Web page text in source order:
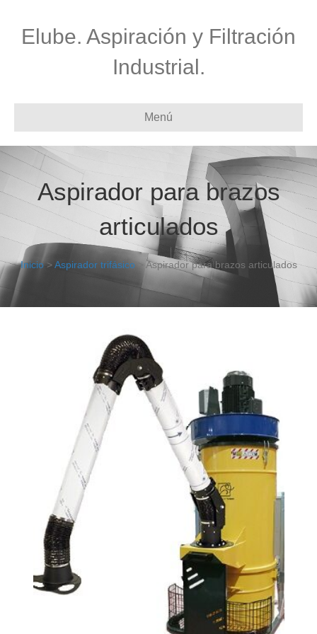
Elube. Aspiración y Filtración
Industrial.
Menú
Aspirador para brazos
articulados
Inicio>Aspirador trifásico> Aspirador para brazos articulados